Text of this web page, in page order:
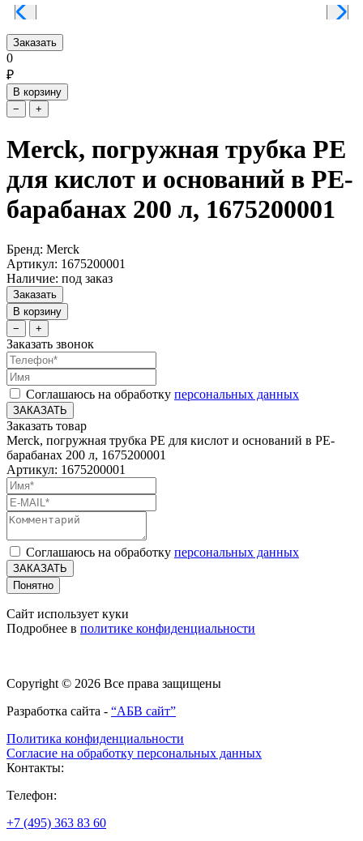
Заказать
0
₽
В корзину
−
+
Merck, погружная трубка PE
для кислот и оснований в PE-
барабанах 200 л, 1675200001
Бренд: Merck
Артикул: 1675200001
Наличие: под заказ
Заказать
В корзину
−
+
Заказать звонок
Соглашаюсь на обработку персональных данных
ЗАКАЗАТЬ
Заказать товар
Merck, погружная трубка PE для кислот и оснований в PE-
барабанах 200 л, 1675200001
Артикул: 1675200001
Соглашаюсь на обработку персональных данных
ЗАКАЗАТЬ
Понятно
Сайт использует куки
Подробнее в политике конфиденциальности
Copyright © 2026 Все права защищены
Разработка сайта - “АБВ сайт”
Политика конфиденциальности
Согласие на обработку персональных данных
Контакты:
Телефон:
+7 (495) 363 83 60